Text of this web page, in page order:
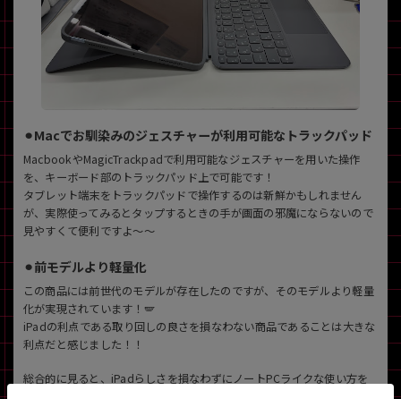
⚫︎Macでお馴染みのジェスチャーが利用可能なトラックパッド
MacbookやMagicTrackpadで利用可能なジェスチャーを用いた操作
を、キーボード部のトラックパッド上で可能です！
タブレット端末をトラックパッドで操作するのは新鮮かもしれません
が、実際使ってみるとタップするときの手が画面の邪魔にならないので
見やすくて便利ですよ〜〜
⚫︎前モデルより軽量化
この商品には前世代のモデルが存在したのですが、そのモデルより軽量
化が実現されています！🪽
iPadの利点である取り回しの良さを損なわない商品であることは大きな
利点だと感じました！！
総合的に見ると、iPadらしさを損なわずにノートPCライクな使い方を